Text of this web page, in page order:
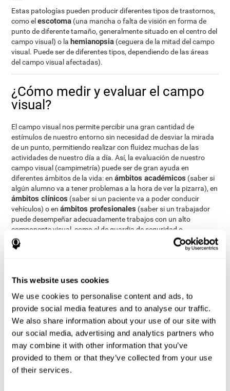
This website uses cookies
We use cookies to personalise content and ads, to
provide social media features and to analyse our traffic.
We also share information about your use of our site with
our social media, advertising and analytics partners who
may combine it with other information that you’ve
provided to them or that they’ve collected from your use
of their services.
Estas patologías pueden producir diferentes tipos de trastornos,
como elescotoma (una mancha o falta de visión en forma de
punto de diferente tamaño, generalmente situado en el centro del
campo visual) o la hemianopsia (ceguera de la mitad del campo
visual. Puede ser de diferentes tipos, dependiendo de las áreas
del campo visual afectadas).
¿Cómo medir y evaluar el campo
visual?
El campo visual nos permite percibir una gran cantidad de
estímulos de nuestro entorno sin necesidad de desviar la mirada
de un punto, permitiendo realizar con fluidez muchas de las
actividades de nuestro día a día. Así, la evaluación de nuestro
campo visual (campimetría) puede ser de gran ayuda en
diferentes ámbitos de la vida: enámbitos académicos (saber si
algún alumno va a tener problemas a la hora de ver la pizarra), en
ámbitos clínicos (saber si un paciente va a poder conducir
vehículos) o enámbitos profesionales (saber si un trabajador
puede desempeñar adecuadamente trabajos con un alto
componente visual, como el de guardia de seguridad o
transportista).
cognitivas
. El test que ofrece
visual está basado en el test Useful Field of Vision (UFOV) y en
otras baterías de evaluación neuropsicológicas que miden el
campo visual. Este test se centra exclusivamente en medir el
campo de visión, aunque se requiere de atención, memoria visual
a corto plazo, percepción visual y percepción espacial.
Test de Capacidad Visual WIFIVI: En el centro de la pantalla
aparecerá una silueta y desaparecerá rápidamente. Acto
seguido aparecerá dicha silueta acompañada de otras dos,
en orden aleatorio y deberemos seleccionar cuál era la